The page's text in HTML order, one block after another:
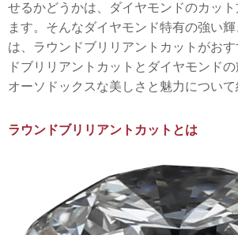
せるかどうかは、ダイヤモンドのカッ
ます。そんなダイヤモンド特有の強い
は、ラウンドブリリアントカットがお
ドブリリアントカットとダイヤモンド
オーソドックスな美しさと魅力について
ラウンドブリリアントカットとは